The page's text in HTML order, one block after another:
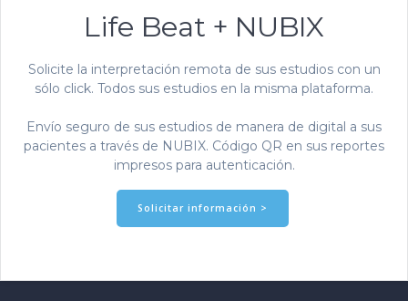
Life Beat + NUBIX
Solicite la interpretación remota de sus estudios con un
sólo click. Todos sus estudios en la misma plataforma.
Envío seguro de sus estudios de manera de digital a sus
pacientes a través de NUBIX. Código QR en sus reportes
impresos para autenticación.
Solicitar información >